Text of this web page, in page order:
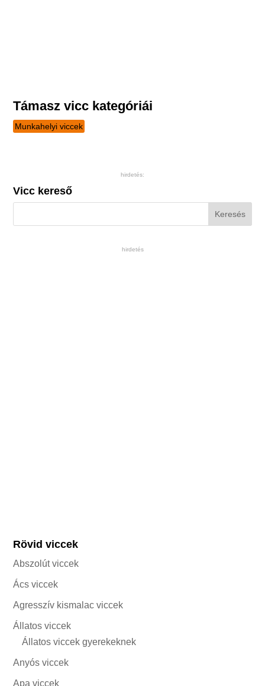
Támasz vicc kategóriái
Munkahelyi viccek
hirdetés:
Vicc kereső
hirdetés
Rövid viccek
Abszolút viccek
Ács viccek
Agresszív kismalac viccek
Állatos viccek
Állatos viccek gyerekeknek
Anyós viccek
Apa viccek